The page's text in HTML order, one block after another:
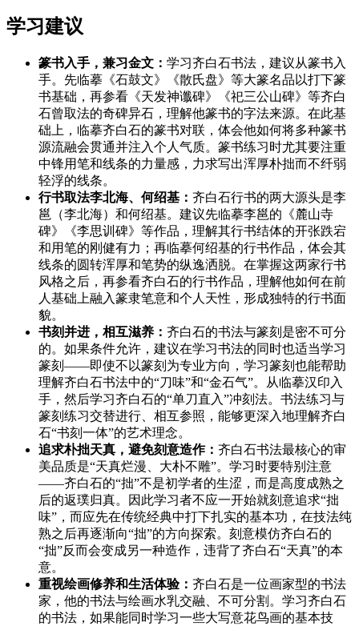
学习建议
篆书入手，兼习金文： 学习齐白石书法，建议从篆书入
手。先临摹《石鼓文》《散氏盘》等大篆名品以打下篆
书基础，再参看《天发神谶碑》《祀三公山碑》等齐白
石曾取法的奇碑异石，理解他篆书的字法来源。在此基
础上，临摹齐白石的篆书对联，体会他如何将多种篆书
源流融会贯通并注入个人气质。篆书练习时尤其要注重
中锋用笔和线条的力量感，力求写出浑厚朴拙而不纤弱
轻浮的线条。
行书取法李北海、何绍基： 齐白石行书的两大源头是李
邕（李北海）和何绍基。建议先临摹李邕的《麓山寺
碑》《李思训碑》等作品，理解其行书结体的开张跌宕
和用笔的刚健有力；再临摹何绍基的行书作品，体会其
线条的圆转浑厚和笔势的纵逸洒脱。在掌握这两家行书
风格之后，再参看齐白石的行书作品，理解他如何在前
人基础上融入篆隶笔意和个人天性，形成独特的行书面
貌。
书刻并进，相互滋养： 齐白石的书法与篆刻是密不可分
的。如果条件允许，建议在学习书法的同时也适当学习
篆刻——即使不以篆刻为专业方向，学习篆刻也能帮助
理解齐白石书法中的“刀味”和“金石气”。从临摹汉印入
手，然后学习齐白石的“单刀直入”冲刻法。书法练习与
篆刻练习交替进行、相互参照，能够更深入地理解齐白
石“书刻一体”的艺术理念。
追求朴拙天真，避免刻意造作： 齐白石书法最核心的审
美品质是“天真烂漫、大朴不雕”。学习时要特别注意
——齐白石的“拙”不是初学者的生涩，而是高度成熟之
后的返璞归真。因此学习者不应一开始就刻意追求“拙
味”，而应先在传统经典中打下扎实的基本功，在技法纯
熟之后再逐渐向“拙”的方向探索。刻意模仿齐白石的
“拙”反而会变成另一种造作，违背了齐白石“天真”的本
意。
重视绘画修养和生活体验： 齐白石是一位画家型的书法
家，他的书法与绘画水乳交融、不可分割。学习齐白石
的书法，如果能同时学习一些大写意花鸟画的基本技